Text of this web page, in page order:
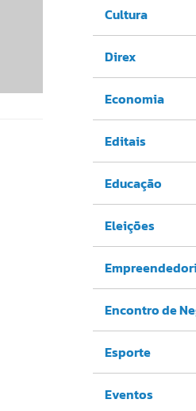
Cultura
Direx
Economia
Editais
Educação
Eleições
Encontro de
Esporte
Eventos